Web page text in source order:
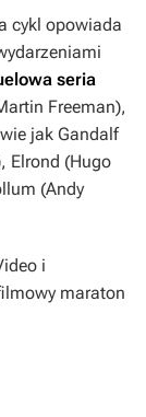
cykl opowiada
seria
Freeman),
jak Gandalf
Elrond (Hugo
(Andy
i
maraton